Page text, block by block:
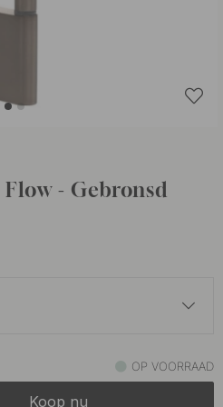
- Gebronsd
Op voorraad
OP VOORRAAD
Koop nu